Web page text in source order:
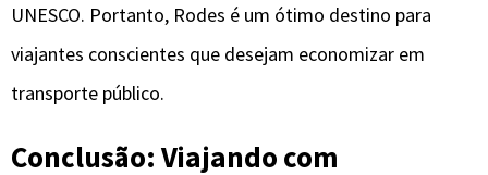
UNESCO. Portanto, Rodes é um ótimo destino para
viajantes conscientes que desejam economizar em
transporte público.
Conclusão: Viajando com